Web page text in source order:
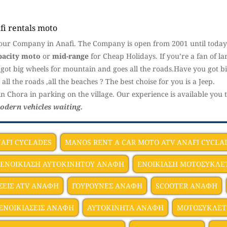
rentals moto
Company in Anafi. The Company is open from 2001 until
moto ormid-range for Cheap Holidays. If you’re a fan of
big wheels for mountain and goes all the roads.Have you got
the roads ,all the beaches ? The best choise for you is a Jeep.
Chora in parking on the village. Our ​​experience is available you
vehicles waiting.
CYCLADES MANOS RENT A CAR MOTO ATV ANAFI
ΕΝΟΙΚΙΑΣΗ ΑΥΤΟΚΙΝΗΤΟΥ ΑΝΑΦΗ ΕΝΟΙΚΙΑΣΗ
ATV ΑΝΑΦΗ ΓΟΥΡΟΥΝΕΣ ΑΝΑΦΗ SCOOTER ΑΝΑΦΗ
ΑΝΑΦΗ ΑΥΤΟΚΙΝΗΤΑ ΑΝΑΦΗ